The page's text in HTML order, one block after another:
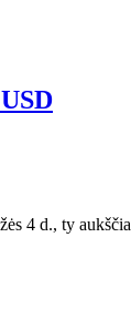
4 d., ty